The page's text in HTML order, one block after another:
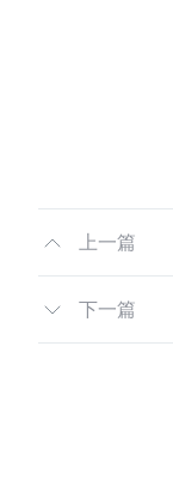
上一篇
下一篇